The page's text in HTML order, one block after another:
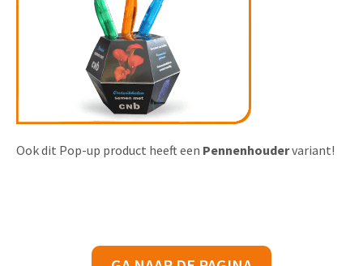
Ook dit Pop-up product heeft een Pennenhoudervariant!